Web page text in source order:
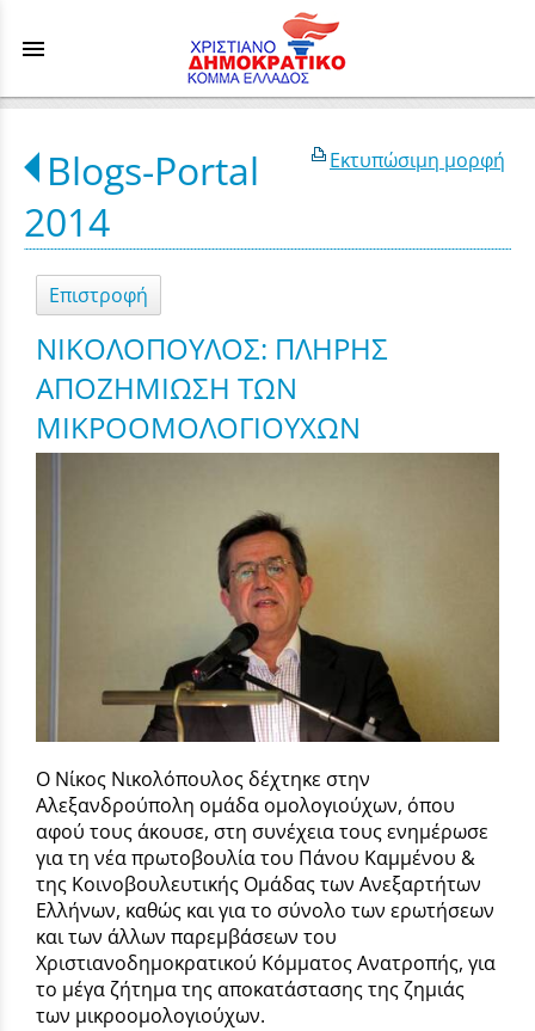
menu
Εκτυπώσιμη μορφή
Blogs-Portal
2014
Επιστροφή
ΝΙΚΟΛΟΠΟΥΛΟΣ: ΠΛΗΡΗΣ
ΑΠΟΖΗΜΙΩΣΗ ΤΩΝ
ΜΙΚΡΟΟΜΟΛΟΓΙΟΥΧΩΝ
Ο Νίκος Νικολόπουλος δέχτηκε στην
Αλεξανδρούπολη ομάδα ομολογιούχων, όπου
αφού τους άκουσε, στη συνέχεια τους ενημέρωσε
για τη νέα πρωτοβουλία του Πάνου Καμμένου &
της Κοινοβουλευτικής Ομάδας των Ανεξαρτήτων
Ελλήνων, καθώς και για το σύνολο των ερωτήσεων
και των άλλων παρεμβάσεων του
Χριστιανοδημοκρατικού Κόμματος Ανατροπής, για
το μέγα ζήτημα της αποκατάστασης της ζημιάς
των μικροομολογιούχων.